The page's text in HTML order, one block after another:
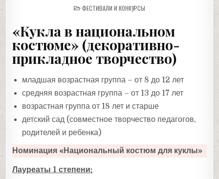
POSTED
IN
ФЕСТИВАЛИ И КОНКУРСЫ
«Кукла в национальном
костюме» (декоративно-
прикладное творчество)
младшая возрастная группа – от 8 до 12 лет
средняя возрастная группа – от 13 до 17 лет
возрастная группа от 18 лет и старше
детский сад (совместное творчество педагогов,
родителей и ребенка)
Номинация «Национальный костюм для куклы»
Лауреаты 1 степени: